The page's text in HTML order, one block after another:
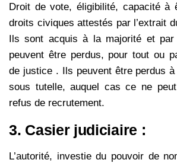
Droit de vote, éligibilité, capacité à
droits civiques attestés par l’extrait
Ils sont acquis à la majorité et par
peuvent être perdus, pour tout ou
de justice . Ils peuvent être perdus à
sous tutelle, auquel cas ce ne
refus de recrutement.
3. Casier judiciaire :
L’autorité, investie du pouvoir de